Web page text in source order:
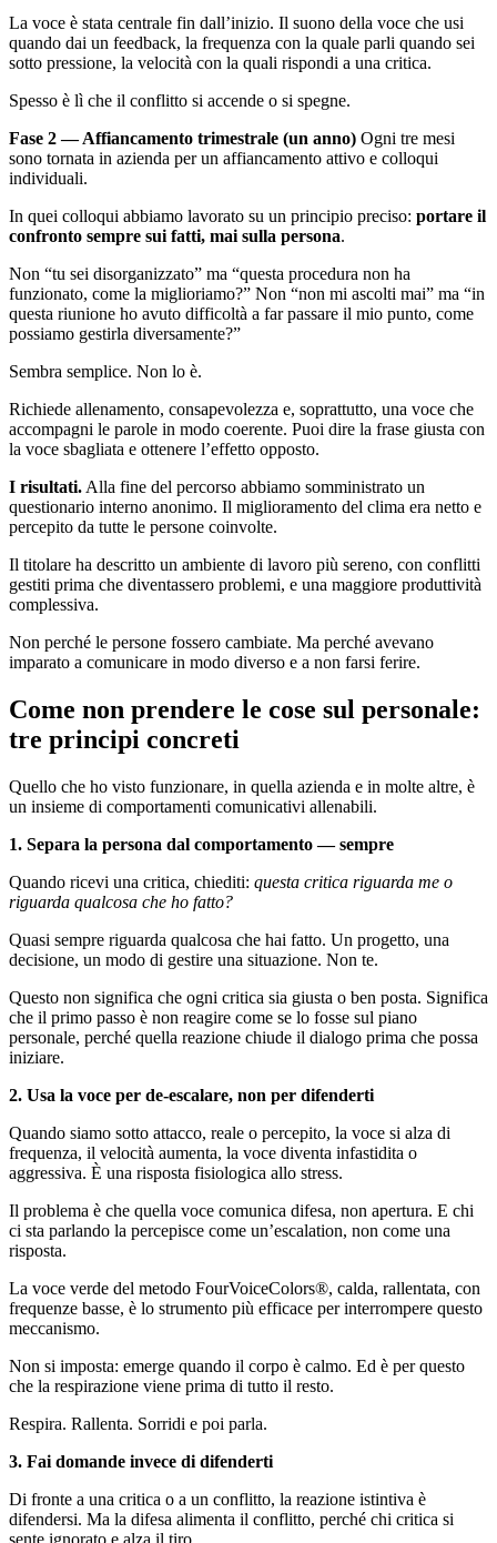
La voce è stata centrale fin dall’inizio. Il suono della voce che usi
quando dai un feedback, la frequenza con la quale parli quando sei
sotto pressione, la velocità con la quali rispondi a una critica.
Spesso è lì che il conflitto si accende o si spegne.
Fase 2 — Affiancamento trimestrale (un anno) Ogni tre mesi
sono tornata in azienda per un affiancamento attivo e colloqui
individuali.
In quei colloqui abbiamo lavorato su un principio preciso: portare il
confronto sempre sui fatti, mai sulla persona.
Non “tu sei disorganizzato” ma “questa procedura non ha
funzionato, come la miglioriamo?” Non “non mi ascolti mai” ma “in
questa riunione ho avuto difficoltà a far passare il mio punto, come
possiamo gestirla diversamente?”
Sembra semplice. Non lo è.
Richiede allenamento, consapevolezza e, soprattutto, una voce che
accompagni le parole in modo coerente. Puoi dire la frase giusta con
la voce sbagliata e ottenere l’effetto opposto.
I risultati. Alla fine del percorso abbiamo somministrato un
questionario interno anonimo. Il miglioramento del clima era netto e
percepito da tutte le persone coinvolte.
Il titolare ha descritto un ambiente di lavoro più sereno, con conflitti
gestiti prima che diventassero problemi, e una maggiore produttività
complessiva.
Non perché le persone fossero cambiate. Ma perché avevano
imparato a comunicare in modo diverso e a non farsi ferire.
Come non prendere le cose sul personale:
tre principi concreti
Quello che ho visto funzionare, in quella azienda e in molte altre, è
un insieme di comportamenti comunicativi allenabili.
1. Separa la persona dal comportamento — sempre
Quando ricevi una critica, chiediti: questa critica riguarda me o
riguarda qualcosa che ho fatto?
Quasi sempre riguarda qualcosa che hai fatto. Un progetto, una
decisione, un modo di gestire una situazione. Non te.
Questo non significa che ogni critica sia giusta o ben posta. Significa
che il primo passo è non reagire come se lo fosse sul piano
personale, perché quella reazione chiude il dialogo prima che possa
iniziare.
2. Usa la voce per de-escalare, non per difenderti
Quando siamo sotto attacco, reale o percepito, la voce si alza di
frequenza, il velocità aumenta, la voce diventa infastidita o
aggressiva. È una risposta fisiologica allo stress.
Il problema è che quella voce comunica difesa, non apertura. E chi
ci sta parlando la percepisce come un’escalation, non come una
risposta.
La voce verde del metodo FourVoiceColors®, calda, rallentata, con
frequenze basse, è lo strumento più efficace per interrompere questo
meccanismo.
Non si imposta: emerge quando il corpo è calmo. Ed è per questo
che la respirazione viene prima di tutto il resto.
Respira. Rallenta. Sorridi e poi parla.
3. Fai domande invece di difenderti
Di fronte a una critica o a un conflitto, la reazione istintiva è
difendersi. Ma la difesa alimenta il conflitto, perché chi critica si
sente ignorato e alza il tiro.